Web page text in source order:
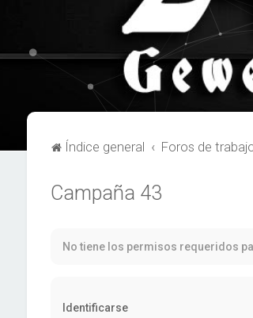
Índice general Foros de
Campaña 43
No tiene los permisos requeridos
Identificarse